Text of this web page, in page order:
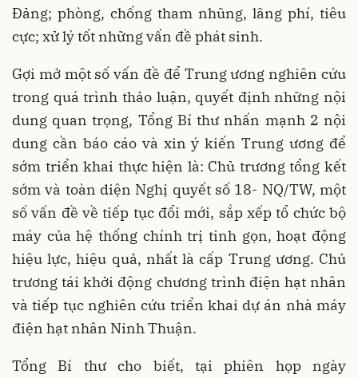
Đảng; phòng, chống tham nhũng, lãng phí, tiêu
cực; xử lý tốt những vấn đề phát sinh.
Gợi mở một số vấn đề để Trung ương nghiên cứu
trong quá trình thảo luận, quyết định những nội
dung quan trọng, Tổng Bí thư nhấn mạnh 2 nội
dung cần báo cáo và xin ý kiến Trung ương để
sớm triển khai thực hiện là: Chủ trương tổng kết
sớm và toàn diện Nghị quyết số 18- NQ/TW, một
số vấn đề về tiếp tục đổi mới, sắp xếp tổ chức bộ
máy của hệ thống chính trị tinh gọn, hoạt động
hiệu lực, hiệu quả, nhất là cấp Trung ương. Chủ
trương tái khởi động chương trình điện hạt nhân
và tiếp tục nghiên cứu triển khai dự án nhà máy
điện hạt nhân Ninh Thuận.
Tổng Bí thư cho biết, tại phiên họp ngày